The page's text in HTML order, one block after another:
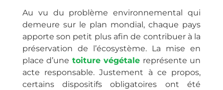
Au vu du problème environnemental qui
demeure sur le plan mondial, chaque pays
apporte son petit plus afin de contribuer à la
préservation de l’écosystème. La mise en
place d’une toiture végétale représente un
acte responsable. Justement à ce propos,
certains dispositifs obligatoires ont été